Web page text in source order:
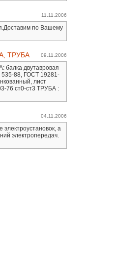
11.11.2006
по Вашему
ТРУБА 09.11.2006
балка двутавровая
535-88, ГОСТ 19281-
лист
76 ст0-ст3 ТРУБА :
04.11.2006
а
электропередач.